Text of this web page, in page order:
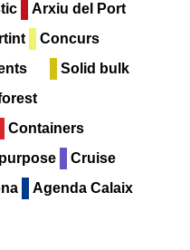
Arxiu del Port
Concurs
Solid bulk
Containers
Cruise
Agenda Calaix